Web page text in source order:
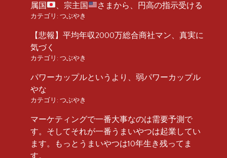
属国 、宗主国 さまから、円高の指示受ける
カテゴリ: つぶやき
【悲報】平均年収2000万総合商社マン、真実に
気づく
カテゴリ: つぶやき
パワーカップルというより、弱パワーカップル
やな
カテゴリ: つぶやき
マーケティングで一番大事なのは需要予測で
す。そしてそれが一番うまいやつは起業してい
ます。もっとうまいやつは10年生き残ってま
す。